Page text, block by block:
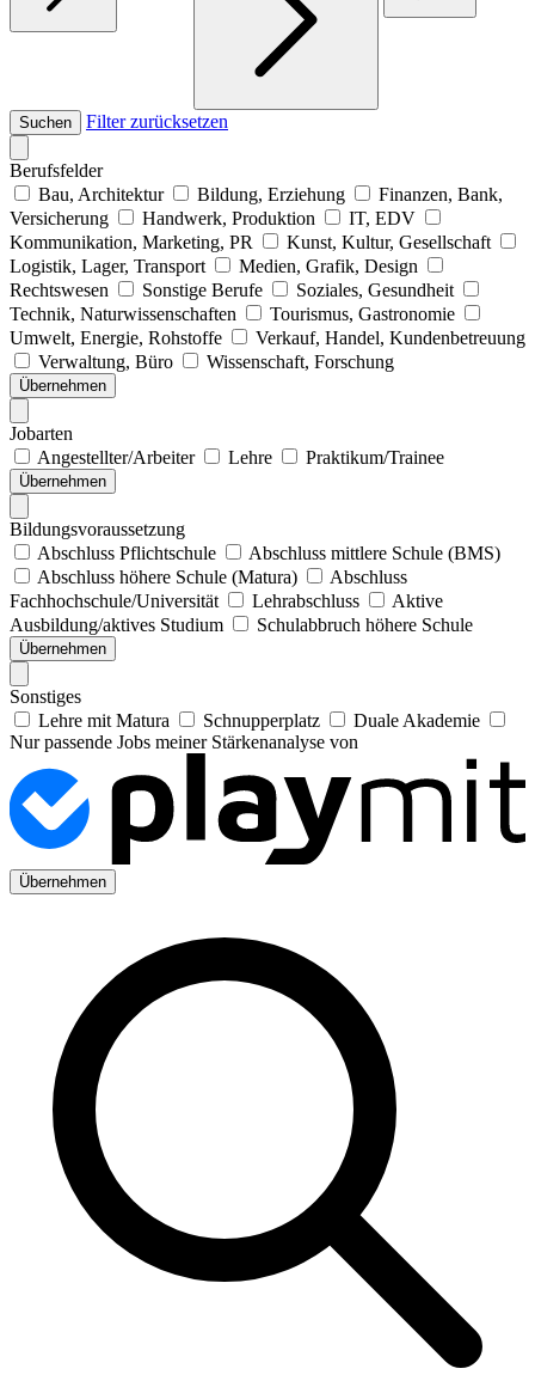
Suchen Filter zurücksetzen
Berufsfelder
Bau, Architektur
Bildung, Erziehung
Finanzen, Bank,
Versicherung
Handwerk, Produktion
IT, EDV
Kommunikation, Marketing, PR
Kunst, Kultur, Gesellschaft
Logistik, Lager, Transport
Medien, Grafik, Design
Rechtswesen
Sonstige Berufe
Soziales, Gesundheit
Technik, Naturwissenschaften
Tourismus, Gastronomie
Umwelt, Energie, Rohstoffe
Verkauf, Handel, Kundenbetreuung
Verwaltung, Büro
Wissenschaft, Forschung
Übernehmen
Jobarten
Angestellter/Arbeiter
Lehre Praktikum/Trainee
Übernehmen
Bildungsvoraussetzung
Abschluss Pflichtschule
Abschluss mittlere Schule (BMS)
Abschluss höhere Schule (Matura)
Abschluss
Fachhochschule/Universität
Lehrabschluss
Aktive
Ausbildung/aktives Studium
Schulabbruch höhere Schule
Übernehmen
Sonstiges
Lehre mit Matura
Schnupperplatz
Duale Akademie
Nur passende Jobs meiner Stärkenanalyse von
Übernehmen